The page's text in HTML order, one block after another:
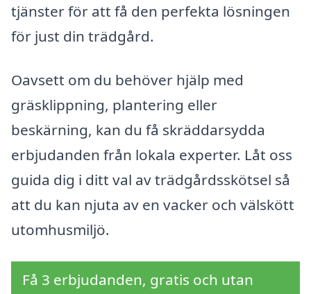
tjänster för att få den perfekta lösningen
för just din trädgård.
Oavsett om du behöver hjälp med
gräsklippning, plantering eller
beskärning, kan du få skräddarsydda
erbjudanden från lokala experter. Låt oss
guida dig i ditt val av trädgårdsskötsel så
att du kan njuta av en vacker och välskött
utomhusmiljö.
Få 3 erbjudanden, gratis och utan